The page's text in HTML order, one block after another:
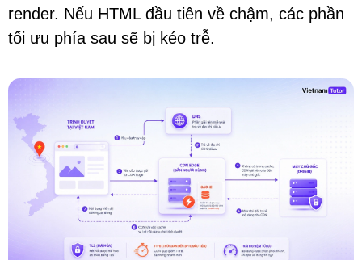
render. Nếu HTML đầu tiên về chậm, các phần
tối ưu phía sau sẽ bị kéo trễ.